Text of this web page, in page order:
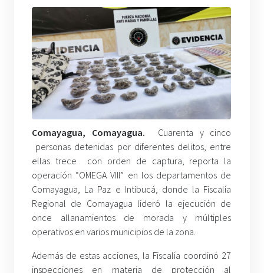
Comayagua, Comayagua. Cuarenta y cinco
personas detenidas por diferentes delitos, entre
ellas trece con orden de captura, reporta la
operación “OMEGA VIII” en los departamentos de
Comayagua, La Paz e Intibucá, donde la Fiscalía
Regional de Comayagua lideró la ejecución de
once allanamientos de morada y múltiples
operativos en varios municipios de la zona.
Además de estas acciones, la Fiscalía coordinó 27
inspecciones en materia de protección al